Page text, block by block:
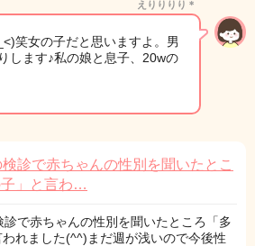
えりりりり＊
笑女の子だと思いますよ。男
します♪私の娘と息子、20wの
診で赤ちゃんの性別を聞いたとこ
」と言わ…
で赤ちゃんの性別を聞いたところ「多
れました(^^)まだ週が浅いので今後性